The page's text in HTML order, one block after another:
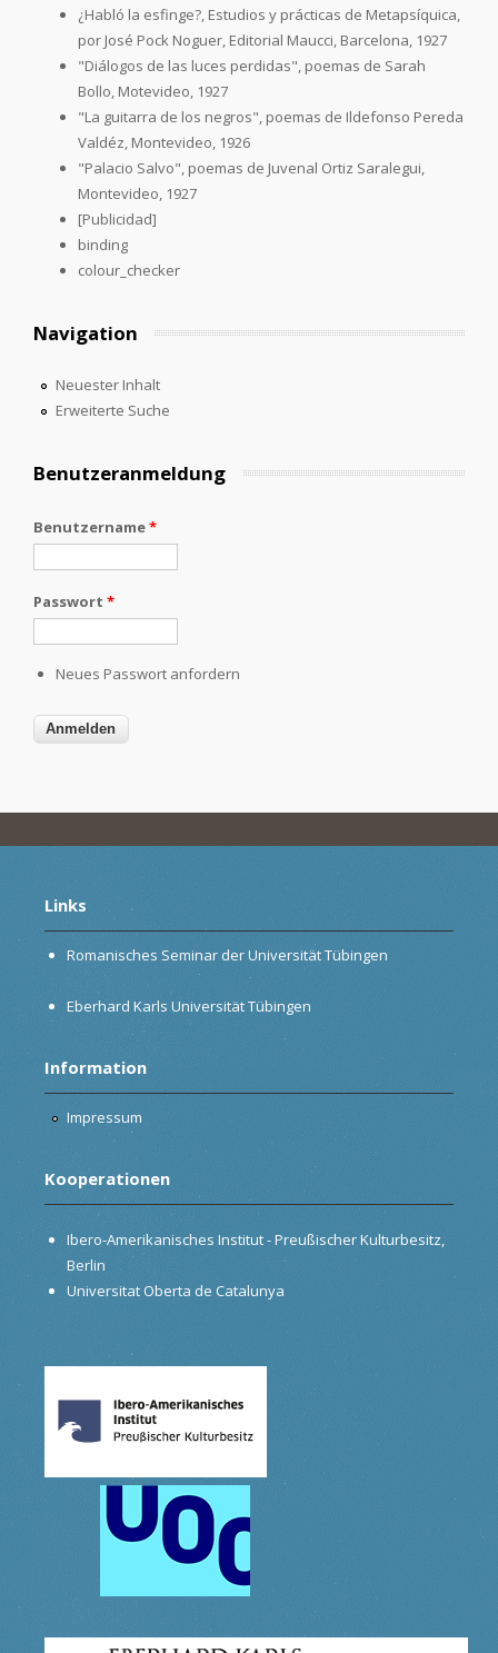
¿Habló la esfinge?, Estudios y prácticas de Metapsíquica,
por José Pock Noguer, Editorial Maucci, Barcelona, 1927
"Diálogos de las luces perdidas", poemas de Sarah
Bollo, Motevideo, 1927
"La guitarra de los negros", poemas de Ildefonso Pereda
Valdéz, Montevideo, 1926
"Palacio Salvo", poemas de Juvenal Ortiz Saralegui,
Montevideo, 1927
[Publicidad]
binding
colour_checker
Navigation
Neuester Inhalt
Erweiterte Suche
Benutzeranmeldung
Benutzername*
Passwort *
Neues Passwort anfordern
Links
Romanisches Seminar der Universität Tübingen
Eberhard Karls Universität Tübingen
Information
Impressum
Kooperationen
Ibero-Amerikanisches Institut - Preußischer Kulturbesitz,
Berlin
Universitat Oberta de Catalunya